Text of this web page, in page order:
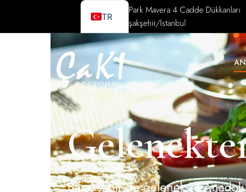
Kayabaşı, Park Mavera 4 Cadde Dükkanları
34480 Başakşehir/İstanbul
Başakşehir’de geleneksel
TR